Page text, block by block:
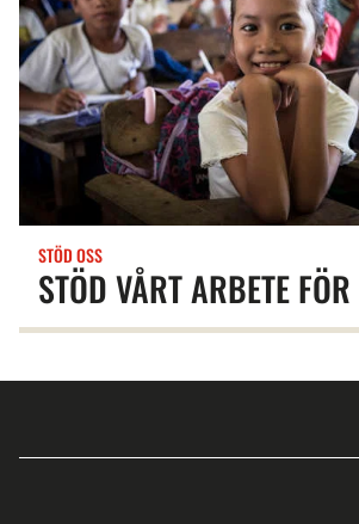
STÖD VÅRT ARBETE
STÖD OSS